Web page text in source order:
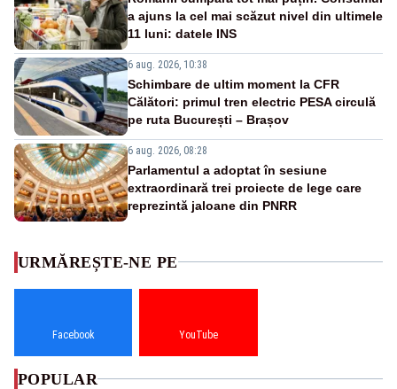
a ajuns la cel mai scăzut nivel din ultimele
11 luni: datele INS
6 aug. 2026, 10:38
Schimbare de ultim moment la CFR
Călători: primul tren electric PESA circulă
pe ruta București – Brașov
6 aug. 2026, 08:28
Parlamentul a adoptat în sesiune
extraordinară trei proiecte de lege care
reprezintă jaloane din PNRR
URMĂREȘTE-NE PE
Facebook YouTube
POPULAR